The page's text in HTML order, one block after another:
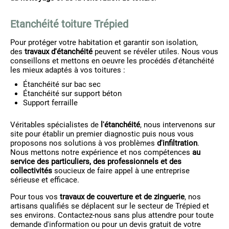
Etanchéité toiture Trépied
Pour protéger votre habitation et garantir son isolation,
des travaux d'étanchéité peuvent se révéler utiles. Nous vous
conseillons et mettons en oeuvre les procédés d'étanchéité
les mieux adaptés à vos toitures :
Étanchéité sur bac sec
Étanchéité sur support béton
Support ferraille
Véritables spécialistes de l'étanchéité, nous intervenons sur
site pour établir un premier diagnostic puis nous vous
proposons nos solutions à vos problèmes d'infiltration.
Nous mettons notre expérience et nos compétences au
service des particuliers, des professionnels et des
collectivités soucieux de faire appel à une entreprise
sérieuse et efficace.
Pour tous vos travaux de couverture et de zinguerie, nos
artisans qualifiés se déplacent sur le secteur de Trépied et
ses environs. Contactez-nous sans plus attendre pour toute
demande d'information ou pour un devis gratuit de votre